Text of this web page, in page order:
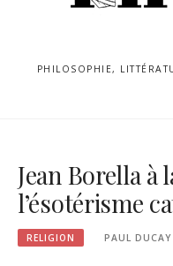
PHILOSOPHIE,
Jean Borella à
l’ésotérisme
RELIGION PAUL DUCAY